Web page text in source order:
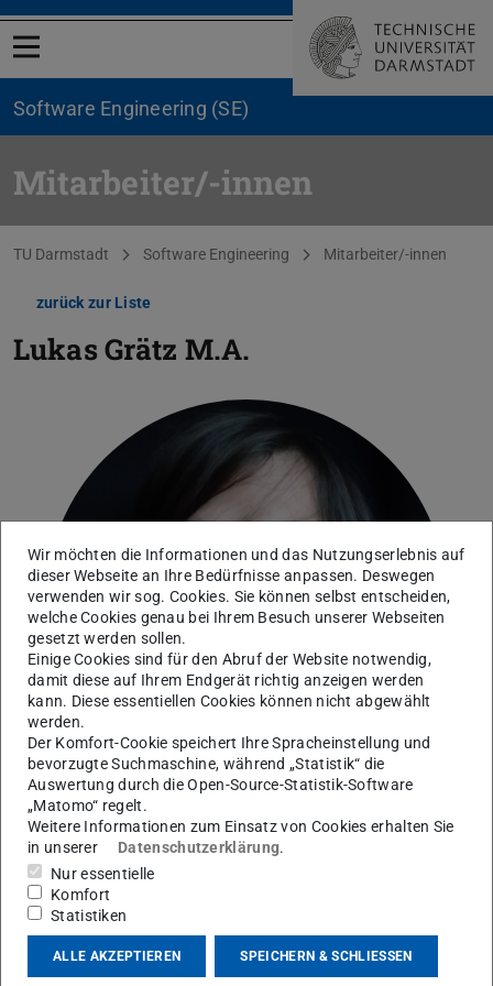
Menü öffnen
Software Engineering (SE)
Mitarbeiter/-innen
Sie befinden sich hier:
TU Darmstadt Software Engineering Mitarbeiter/-innen
zurück zur Liste
Lukas Grätz M.A.
Kontakt
graetz@cs.tu-...
S2|02 A223
Wir möchten die Informationen und das Nutzungserlebnis auf
dieser Webseite an Ihre Bedürfnisse anpassen. Deswegen
verwenden wir sog. Cookies. Sie können selbst entscheiden,
welche Cookies genau bei Ihrem Besuch unserer Webseiten
gesetzt werden sollen.
Einige Cookies sind für den Abruf der Website notwendig,
damit diese auf Ihrem Endgerät richtig anzeigen werden
kann. Diese essentiellen Cookies können nicht abgewählt
werden.
Der Komfort-Cookie speichert Ihre Spracheinstellung und
bevorzugte Suchmaschine, während „Statistik“ die
Auswertung durch die Open-Source-Statistik-Software
„Matomo“ regelt.
Weitere Informationen zum Einsatz von Cookies erhalten Sie
in unserer
Datenschutzerklärung.
Nur essentielle
Komfort
Statistiken
ALLE AKZEPTIEREN SPEICHERN & SCHLIESSEN